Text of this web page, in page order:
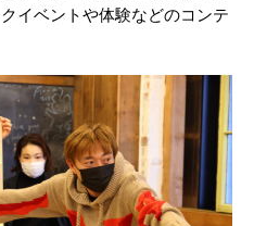
イベントや体験などのコンテ